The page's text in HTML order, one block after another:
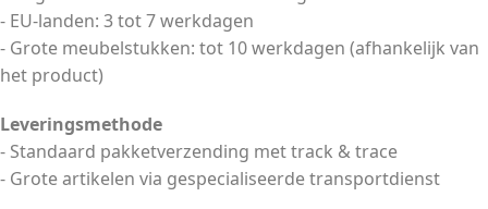
- EU-landen: 3 tot 7 werkdagen
- Grote meubelstukken: tot 10 werkdagen (afhankelijk van
het product)
Leveringsmethode
- Standaard pakketverzending met track & trace
- Grote artikelen via gespecialiseerde transportdienst